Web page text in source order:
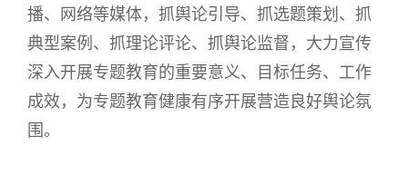
播、网络等媒体，抓舆论引导、抓选题策划、抓
典型案例、抓理论评论、抓舆论监督，大力宣传
深入开展专题教育的重要意义、目标任务、工作
成效，为专题教育健康有序开展营造良好舆论氛
围。